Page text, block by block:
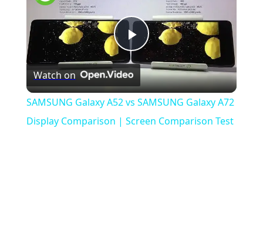
Play
Video
Watch on
SAMSUNG Galaxy A52 vs SAMSUNG Galaxy A72
Display Comparison | Screen Comparison Test